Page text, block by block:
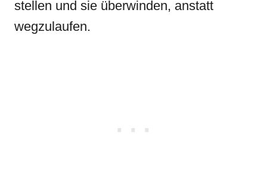
stellen und sie überwinden, anstatt
wegzulaufen.